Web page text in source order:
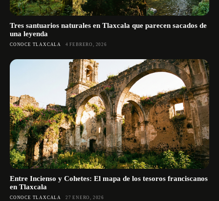
Tres santuarios naturales en Tlaxcala que parecen sacados de
una leyenda
CONOCE TLAXCALA 4 FEBRERO, 2026
Entre Incienso y Cohetes: El mapa de los tesoros franciscanos
en Tlaxcala
CONOCE TLAXCALA 27 ENERO, 2026